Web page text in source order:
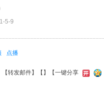
5-9
点播
【转发邮件】【 】 【一键分享